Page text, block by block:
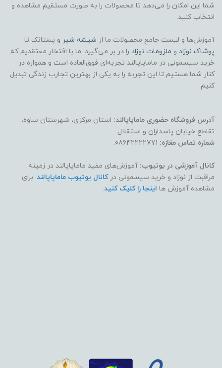
شما این امکان را می‌دهد تا محصولات را به صورت مستقیم مشاهده و
انتخاب کنید.
آموزش‌ها و لیست جامع محصولات ما از شیشه شیر و پستانک تا
پوشاک نوزاد و ملزومات نوزاد را در بر می‌گیرد. ما با افتخار معتقدیم که
خرید سیسمونی در ماماپاپالند تجربه‌ای فوق‌العاده است و همواره در
کنار شما هستیم تا این تجربه را به یکی از بهترین تجارب زندگی تبدیل
کنیم.
آدرس فروشگاه حضوری ماماپاپالند: استان مرکزی، شهرستان ساوه،
تقاطع خیابان پاسداران و استقلال.
شماره تماس مغازه:
کانال آموزشی در یوتیوب: آموزش‌های مفید ماماپاپالند در زمینه
مراقبت از نوزاد و خرید سیسمونی درکانال یوتیوب ماماپاپالند. برای
مشاهده آموزش ها اینجا را کلیک کنید.